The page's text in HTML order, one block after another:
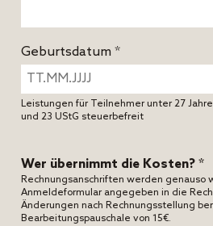
Geburtsdatum *
Leistungen für Teilnehmer unter 27
und 23 UStG steuerbefreit
Wer übernimmt die Kosten? *
Rechnungsanschriften werden genauso
Anmeldeformular angegeben in die
Änderungen nach Rechnungsstellung
Bearbeitungspauschale von 15€.